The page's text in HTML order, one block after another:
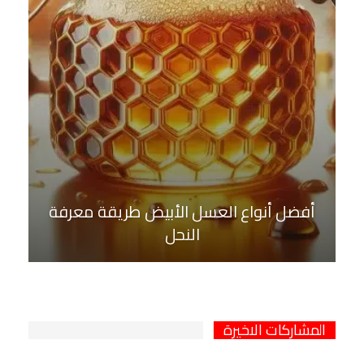
أفضل أنواع العسل الأبيض طريقة معرفة
النحل
المشاركات الاخيرة